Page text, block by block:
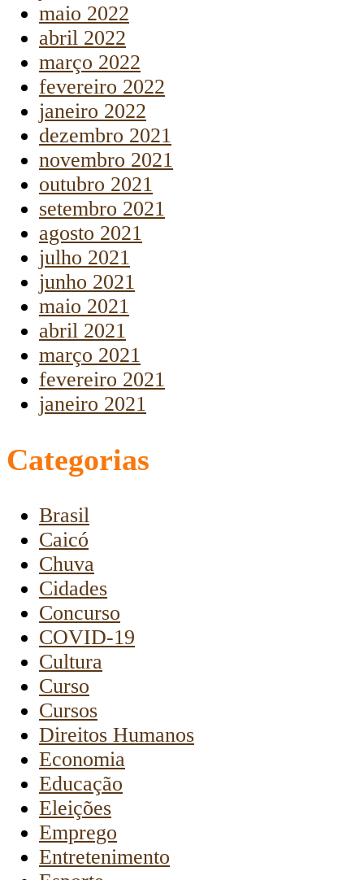
maio 2022
abril 2022
março 2022
fevereiro 2022
janeiro 2022
dezembro 2021
novembro 2021
outubro 2021
setembro 2021
agosto 2021
julho 2021
junho 2021
maio 2021
abril 2021
março 2021
fevereiro 2021
janeiro 2021
Categorias
Brasil
Caicó
Chuva
Cidades
Concurso
COVID-19
Cultura
Curso
Cursos
Direitos Humanos
Economia
Educação
Eleições
Emprego
Entretenimento